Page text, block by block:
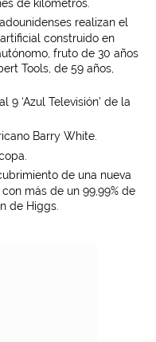
de kilómetros.
realizan el
construido en
fruto de 30 años
Tools, de 59 años,
‘Azul Televisión’ de la
Barry White.
de una nueva
más de un 99,99% de
de Higgs.